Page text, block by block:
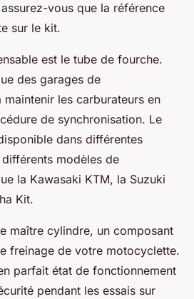
vous que la référence
sur le kit.
est le tube de fourche.
des garages de
les carburateurs en
de synchronisation. Le
dans différentes
modèles de
la Kawasaki KTM, la Suzuki
Kit.
maître cylindre, un composant
freinage de votre motocyclette.
parfait état de fonctionnement
pendant les essais sur